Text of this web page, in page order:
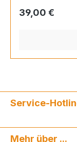
seine reinste und üblichste Form zu
stilistischer
Regulärer
39,00 €
Service-
Mehr über ...